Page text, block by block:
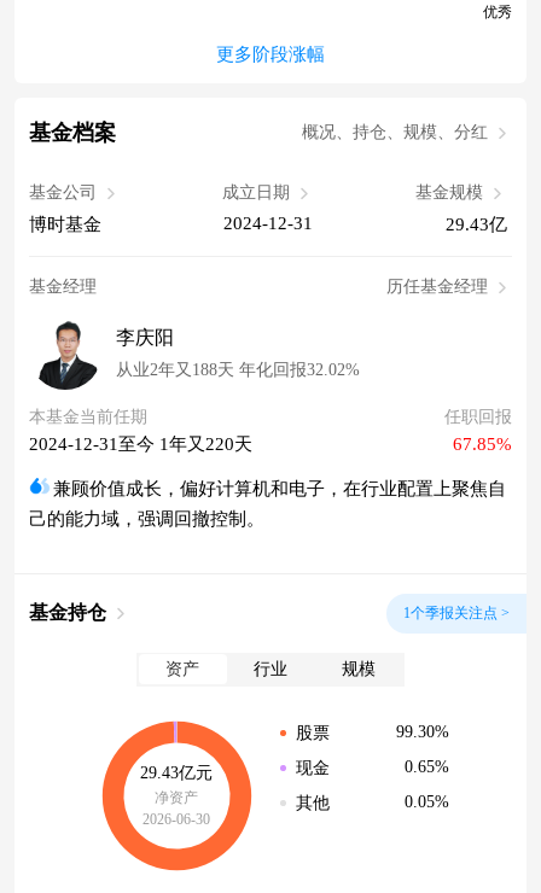
优秀
更多阶段涨幅
基金档案 概况、持仓、规模、分红
基金公司
博时基金
成立日期
2024-12-31
基金规模
29.43亿
基金经理 历任基金经理
李庆阳
从业2年又188天 年化回报32.02%
本基金当前任期
2024-12-31至今 1年又220天
任职回报
67.85%
兼顾价值成长，偏好计算机和电子，在行业配置上聚焦自
己的能力域，强调回撤控制。
基金持仓 1个季报关注点 >
资产 行业 规模
29.43亿元
净资产
2026-06-30
股票
99.30%
现金
0.65%
其他
0.05%